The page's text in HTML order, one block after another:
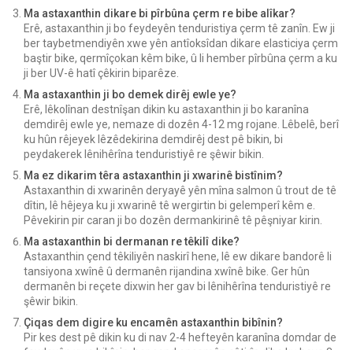
Ma astaxanthin dikare bi pîrbûna çerm re bibe alîkar?
Erê, astaxanthin ji bo feydeyên tenduristiya çerm tê zanîn. Ew ji
ber taybetmendiyên xwe yên antîoksîdan dikare elasticiya çerm
baştir bike, qermîçokan kêm bike, û li hember pîrbûna çerm a ku
ji ber UV-ê hatî çêkirin biparêze.
Ma astaxanthin ji bo demek dirêj ewle ye?
Erê, lêkolînan destnîşan dikin ku astaxanthin ji bo karanîna
demdirêj ewle ye, nemaze di dozên 4-12 mg rojane. Lêbelê, berî
ku hûn rêjeyek lêzêdekirina demdirêj dest pê bikin, bi
peydakerek lênihêrîna tenduristiyê re şêwir bikin.
Ma ez dikarim têra astaxanthin ji xwarinê bistînim?
Astaxanthin di xwarinên deryayê yên mîna salmon û trout de tê
dîtin, lê hêjeya ku ji xwarinê tê wergirtin bi gelemperî kêm e.
Pêvekirin pir caran ji bo dozên dermankirinê tê pêşniyar kirin.
Ma astaxanthin bi dermanan re têkilî dike?
Astaxanthin çend têkiliyên naskirî hene, lê ew dikare bandorê li
tansiyona xwînê û dermanên rijandina xwînê bike. Ger hûn
dermanên bi reçete dixwin her gav bi lênihêrîna tenduristiyê re
şêwir bikin.
Çiqas dem digire ku encamên astaxanthin bibînin?
Pir kes dest pê dikin ku di nav 2-4 hefteyên karanîna domdar de